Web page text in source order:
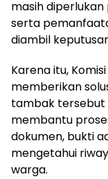
masih
serta
diambil
Karena itu,
memberikan
tambak
membantu
dokumen, bukti
mengetahui
warga.